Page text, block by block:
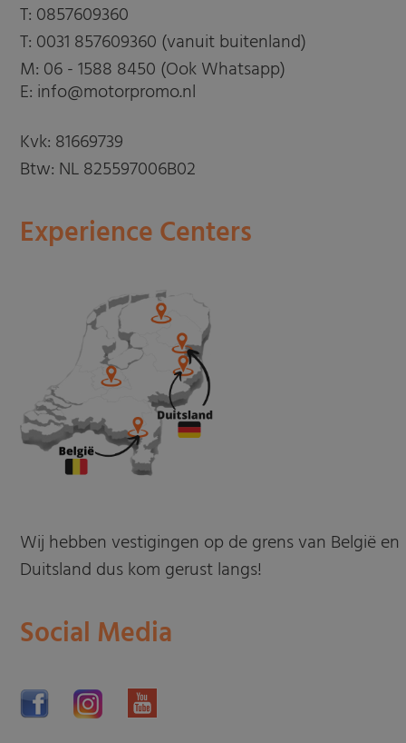
T: 0857609360
T: 0031 857609360 (vanuit buitenland)
M: 06 - 1588 8450 (Ook Whatsapp)
E: info@motorpromo.nl
Kvk: 81669739
Btw: NL 825597006B02
Experience Centers
Wij hebben vestigingen op de grens van België en
Duitsland dus kom gerust langs!
Social Media